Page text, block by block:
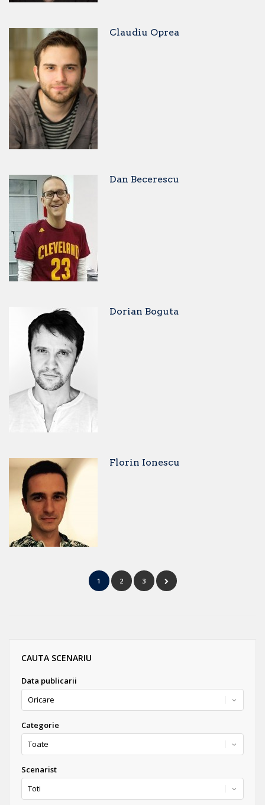
Claudiu Oprea
Dan Becerescu
Dorian Boguta
Florin Ionescu
1 2 3
CAUTA SCENARIU
Data publicarii
Categorie
Scenarist